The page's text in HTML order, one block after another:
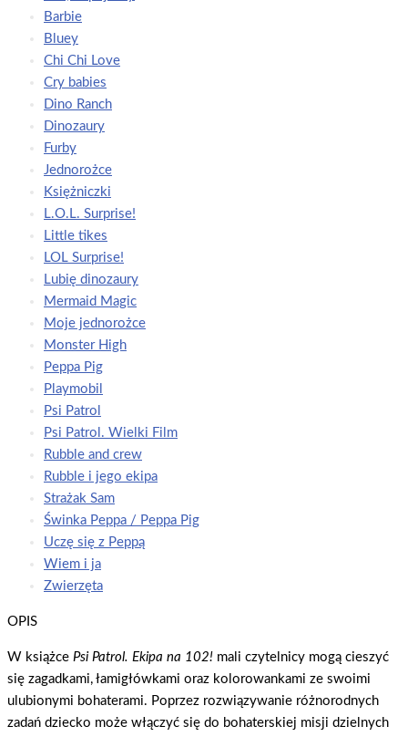
Barbie
Bluey
Chi Chi Love
Cry babies
Dino Ranch
Dinozaury
Furby
Jednorożce
Księżniczki
L.O.L. Surprise!
Little tikes
LOL Surprise!
Lubię dinozaury
Mermaid Magic
Moje jednorożce
Monster High
Peppa Pig
Playmobil
Psi Patrol
Psi Patrol. Wielki Film
Rubble and crew
Rubble i jego ekipa
Strażak Sam
Świnka Peppa / Peppa Pig
Uczę się z Peppą
Wiem i ja
Zwierzęta
OPIS
W książce Psi Patrol. Ekipa na 102! mali czytelnicy mogą cieszyć
się zagadkami, łamigłówkami oraz kolorowankami ze swoimi
ulubionymi bohaterami. Poprzez rozwiązywanie różnorodnych
zadań dziecko może włączyć się do bohaterskiej misji dzielnych